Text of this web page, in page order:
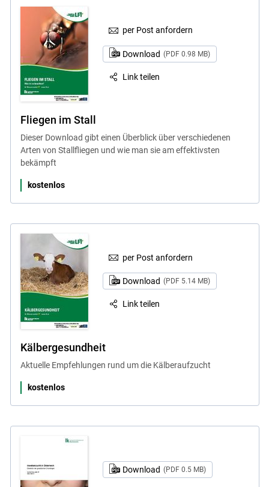
per Post anfordern
Download (PDF 0.98 MB)
Link teilen
Fliegen im Stall
Dieser Download gibt einen Überblick über verschiedenen
Arten von Stallfliegen und wie man sie am effektivsten
bekämpft
kostenlos
per Post anfordern
Download (PDF 5.14 MB)
Link teilen
Kälbergesundheit
Aktuelle Empfehlungen rund um die Kälberaufzucht
kostenlos
Download (PDF 0.5 MB)